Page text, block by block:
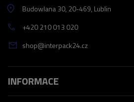
Budowlana 30, 20-469, Lublin
+420 210 013 020
shop@interpack24.cz
INFORMACE